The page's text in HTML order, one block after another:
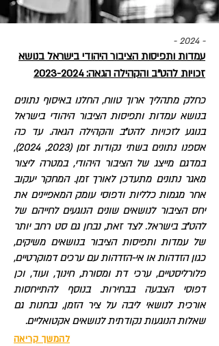
- 2024 -
עמדות ותפיסות הציבור היהודי בישראל בנושא
זכויות להט"ב והקהילה הגאה: 2023-2024
כחלק מתהליך ארוך טווח, החלנו באיסוף נתונים
בנושא עמדות ותפיסות הציבור היהודי בישראל
בנוגע לזכויות להט״ב והקהילה הגאה. עד כה
אספנו נתונים בשתי נקודות זמן (2023, 2024),
במדגם מייצג של הציבור היהודי, במטרה ליצור
מאגר נתונים מתעדכן לאורך זמן. המחקר יעקוב
אחר מגמות כלליות ודפוסי עומק המאפיינים את
יחס הציבור לנושאים שונים הנוגעים לחייהם של
להט״ב בישראל. לצד זאת, נבחן גם סט רחב יותר
של עמדות ותפיסות הציבור בנושאים משיקים,
כגון הזדהות או אי-הזדהות עם ערכים דמוקרטיים,
פלורליסטיים, ערכי דת ומסורת, חינוך, ועוד, וכן
דפוסי הצבעה בבחירות. בנוסף להתייחסות
אורכית לנושאי ליבה על ציר הזמן, נבחנות גם
שאלות הנוגעות נקודתית לנושאים אקטואליים.
להמשך קריאה